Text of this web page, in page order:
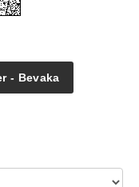
- Bevaka